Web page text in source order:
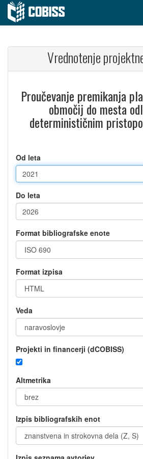
Vrednotenje
Proučevanje premikanja
območij do mesta
determinističnim
Od leta
Do leta
Format bibliografske enote
Format izpisa
Veda
Projekti in financerji (dCOBISS)
Altmetrika
Izpis bibliografskih enot